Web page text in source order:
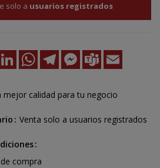
solo a usuarios registrados
FacebookLinkedInWhatsAppTelegramMessenger
Teams
mejor calidad para tu negocio
Venta solo a usuarios registrados
compra